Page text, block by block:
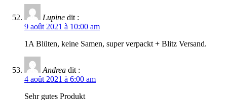
Lupine dit :
9 août 2021 à 10:00 am
1A Blüten, keine Samen, super verpackt + Blitz Versand.
Andrea dit :
4 août 2021 à 6:00 am
Sehr gutes Produkt